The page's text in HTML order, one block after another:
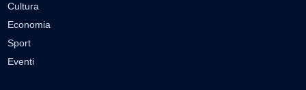
Cultura
Economia
Sport
Eventi